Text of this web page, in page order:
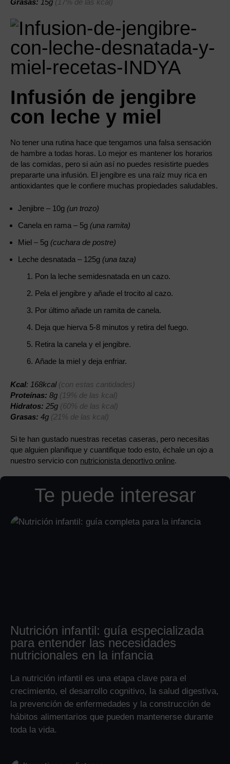
Infusión de jengibre
con leche y miel
No tener una rutina hace que tengamos una falsa sensación
de hambre a todas horas. Lo mejor es mantener los horarios
de las comidas, pero si aún así no puedes resistirte puedes
prepararte una infusión. El jengibre es una raíz muy rica en
antioxidantes que le confiere muchas propiedades saludables.
Jenjibre – 10g (un trozo)
Canela en rama – 5g (una ramita)
Miel – 5g (cuchara de postre)
Leche desnatada – 125g (una taza)
Pon la leche semidesnatada en un cazo.
Pela el jengibre y añade el trocito al cazo.
Por último añade un ramita de canela.
Deja que hierva 5-8 minutos y retira del fuego.
Retira la canela y el jengibre.
Añade la miel y deja enfriar.
Kcal: 168kcal (con estas cantidades)
Proteínas: 8g (19% de las kcal)
Hidratos: 25g (60% de las kcal)
Grasas: 4g (21% de las kcal)
Si te han gustado nuestras recetas caseras, pero necesitas
que alguien planifique y cuantifique todo esto, échale un ojo a
nuestro servicio con nutricionista deportivo online.
Te puede interesar
Nutrición infantil: guía especializada
para entender las necesidades
nutricionales en la infancia
La nutrición infantil es una etapa clave para el
crecimiento, el desarrollo cognitivo, la salud digestiva,
la prevención de enfermedades y la construcción de
hábitos alimentarios que pueden mantenerse durante
toda la vida.